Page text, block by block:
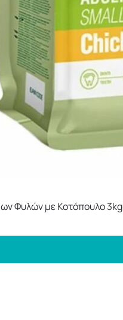
Φυλών με Κοτόπουλο 3kg